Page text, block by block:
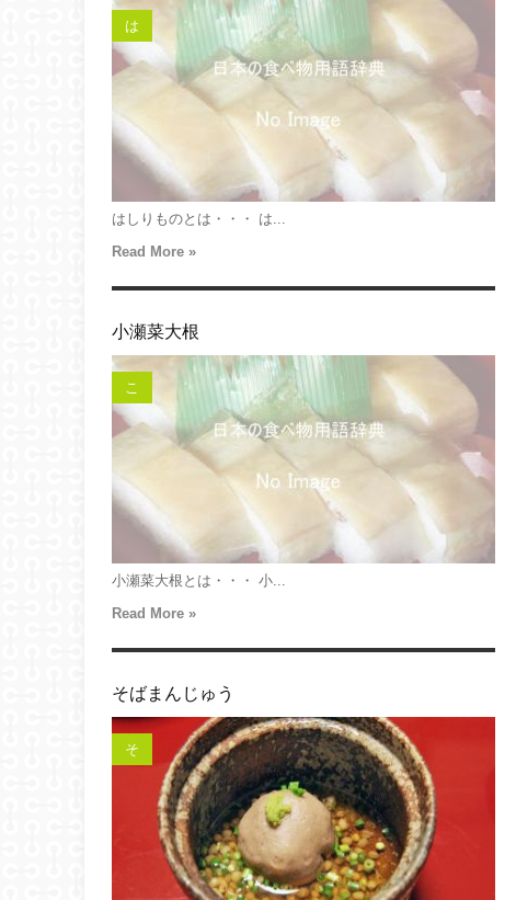
は
はしりものとは・・・ は...
Read More »
小瀬菜大根
こ
小瀬菜大根とは・・・ 小...
Read More »
そばまんじゅう
そ